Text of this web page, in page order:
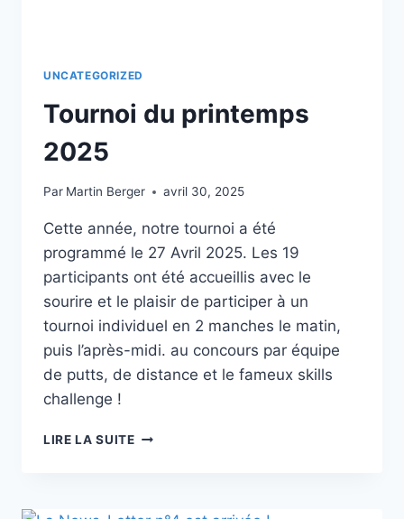
UNCATEGORIZED
Tournoi du printemps
2025
Par Martin Berger avril 30, 2025
Cette année, notre tournoi a été
programmé le 27 Avril 2025. Les 19
participants ont été accueillis avec le
sourire et le plaisir de participer à un
tournoi individuel en 2 manches le matin,
puis l’après-midi. au concours par équipe
de putts, de distance et le fameux skills
challenge !
LIRE LA SUITETOURNOI